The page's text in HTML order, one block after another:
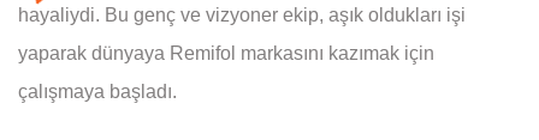
hayaliydi. Bu genç ve vizyoner ekip, aşık oldukları işi
yaparak dünyaya Remifol markasını kazımak için
çalışmaya başladı.